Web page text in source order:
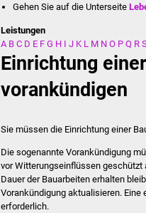
Gehen Sie auf die Unterseite
Leistungen
A B C D E F G H I J K L M N O P Q R
Einrichtung
vorankündigen
Sie müssen die Einrichtung einer
Die sogenannte Vorankündigung
vor Witterungseinflüssen geschützt
Dauer der Bauarbeiten erhalten
Vorankündigung aktualisieren.
erforderlich.